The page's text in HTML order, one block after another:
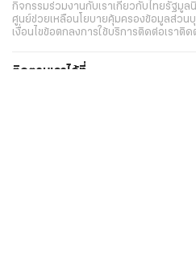
กิจกรรมร่วมงานกับเราเกี่ยวกับไทยรัฐมูล
ศูนย์ช่วยเหลือนโยบายคุ้มครองข้อมูลส่วน
เงื่อนไขข้อตกลงการใช้บริการติดต่อเราติด
ติดตามเราได้ที่